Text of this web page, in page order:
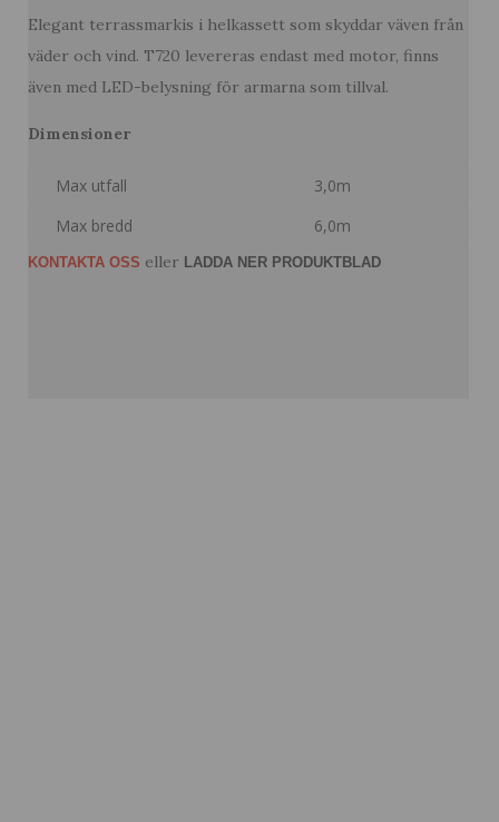
Elegant terrassmarkis i helkassett som skyddar väven från
väder och vind. T720 levereras endast med motor, finns
även med LED-belysning för armarna som tillval.
Dimensioner
Max utfall
3,0m
Max bredd
6,0m
KONTAKTA OSS eller LADDA NER PRODUKTBLAD